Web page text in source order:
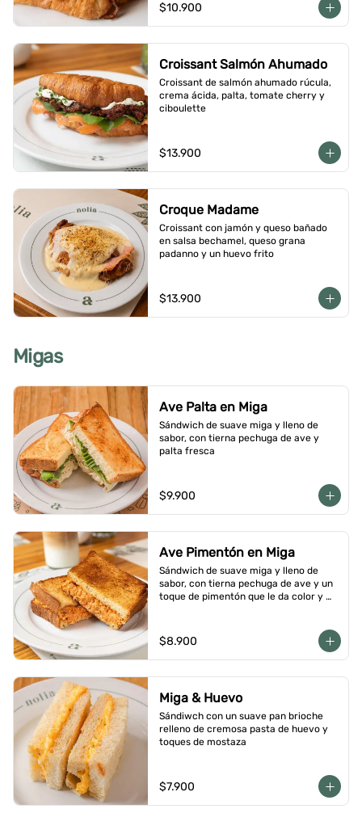
$10.900
Croissant Salmón Ahumado
Croissant de salmón ahumado rúcula,
crema ácida, palta, tomate cherry y
ciboulette
$13.900
Croque Madame
Croissant con jamón y queso bañado
en salsa bechamel, queso grana
padanno y un huevo frito
$13.900
Migas
Ave Palta en Miga
Sándwich de suave miga y lleno de
sabor, con tierna pechuga de ave y
palta fresca
$9.900
Ave Pimentón en Miga
Sándwich de suave miga y lleno de
sabor, con tierna pechuga de ave y un
toque de pimentón que le da color y
$8.900
Miga & Huevo
Sándiwch con un suave pan brioche
relleno de cremosa pasta de huevo y
toques de mostaza
$7.900